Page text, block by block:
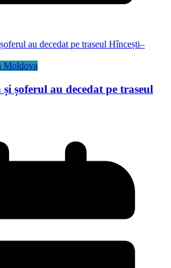
Moldova
șoferul au decedat pe traseul